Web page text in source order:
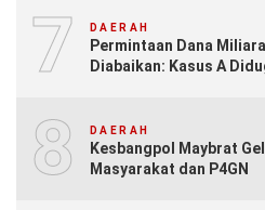
7 DAERAH
Permintaan Dana
Diabaikan: Kasus A
8 DAERAH
Kesbangpol Maybrat
Masyarakat dan P4GN